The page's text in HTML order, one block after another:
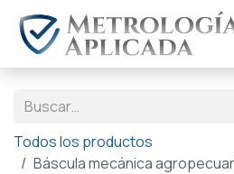
Ir al contenido
Todos los productos
Báscula mecánica